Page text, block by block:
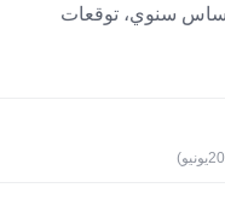
أساس سنوي، توقعات